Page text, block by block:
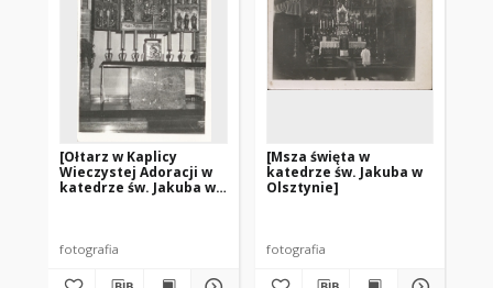
[Ołtarz w Kaplicy
Wieczystej Adoracji w
katedrze św. Jakuba w
fotografia
[Msza święta w
katedrze św. Jakuba w
Olsztynie]
fotografia